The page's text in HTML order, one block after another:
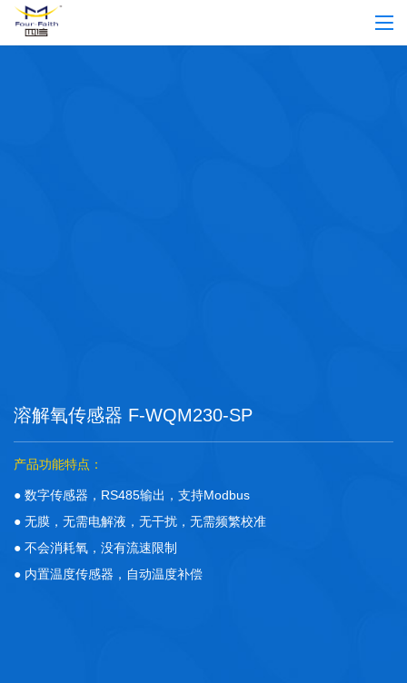
溶解氧传感器 F-WQM230-SP
产品功能特点：
● 数字传感器，RS485输出，支持Modbus
● 无膜，无需电解液，无干扰，无需频繁校准
● 不会消耗氧，没有流速限制
● 内置温度传感器，自动温度补偿